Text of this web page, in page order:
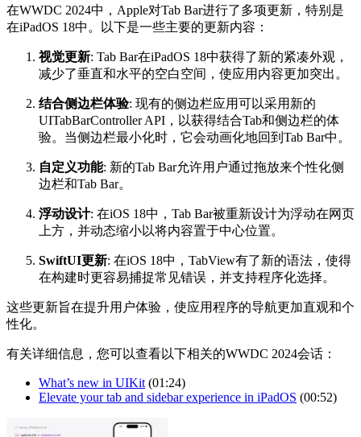
在WWDC 2024中，Apple对Tab Bar进行了多项更新，特别是
在iPadOS 18中。以下是一些主要的更新内容：
视觉更新: Tab Bar在iPadOS 18中获得了新的紧凑外观，
减少了垂直和水平的空白空间，使应用内容更加突出。
结合侧边栏体验: 现有的侧边栏应用可以采用新的
UITabBarController API，以获得结合Tab和侧边栏的体
验。当侧边栏最小化时，它会动画化地回到Tab Bar中。
自定义功能: 新的Tab Bar允许用户通过拖放来个性化侧
边栏和Tab Bar。
浮动设计: 在iOS 18中，Tab Bar被重新设计为浮动在网页
上方，并动态缩小以将内容置于中心位置。
SwiftUI更新: 在iOS 18中，TabView有了新的语法，使得
在构建时更容易捕捉常见错误，并支持程序化选择。
这些更新旨在提升用户体验，使应用程序的导航更加直观和个
性化。
有关详细信息，您可以查看以下相关的WWDC 2024会话：
What’s new in UIKit (01:24)
Elevate your tab and sidebar experience in iPadOS (00:52)